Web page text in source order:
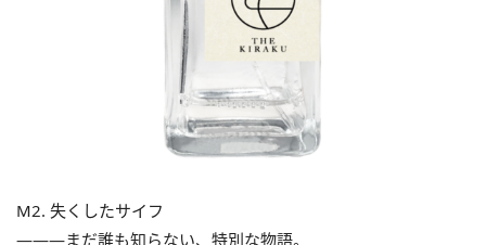
M2. 失くしたサイフ
―――まだ誰も知らない、特別な物語。